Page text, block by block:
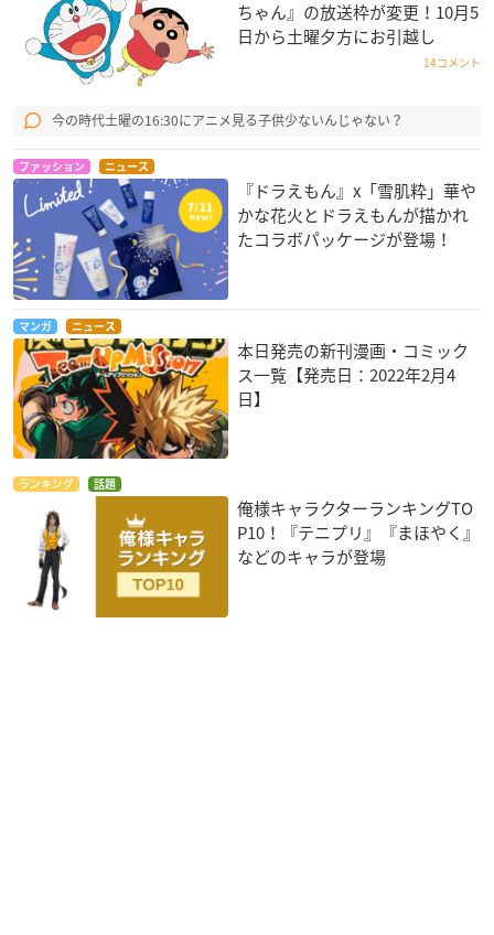
ちゃん』の放送枠が変更！10月5
日から土曜夕方にお引越し
14コメント
今の時代土曜の16:30にアニメ見る子供少ないんじゃない？
ファッション ニュース
『ドラえもん』x「雪肌粋」華や
かな花火とドラえもんが描かれ
たコラボパッケージが登場！
マンガ ニュース
本日発売の新刊漫画・コミック
ス一覧【発売日：2022年2月4
日】
ランキング 話題
俺様キャラクターランキングTO
P10！『テニプリ』『まほやく』
などのキャラが登場